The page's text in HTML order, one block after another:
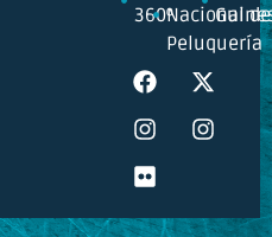
360ºNacional de
Peluquería